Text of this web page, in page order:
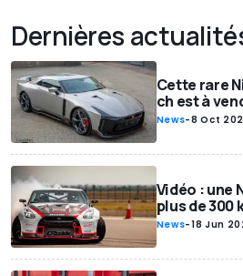
Dernières
Cette rare
ch est à
News-8 Oct
Vidéo : une
plus de 300
News-18 Jun